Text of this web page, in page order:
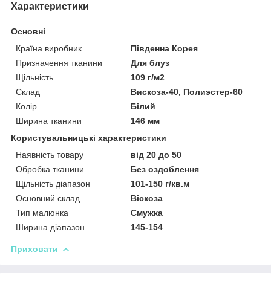
Характеристики
Основні
Країна виробник
Південна Корея
Призначення тканини
Для блуз
Щільність
109 г/м2
Склад
Вискоза-40, Полиэстер-60
Колір
Білий
Ширина тканини
146 мм
Користувальницькі характеристики
Наявність товару
від 20 до 50
Обробка тканини
Без оздоблення
Щільність діапазон
101-150 г/кв.м
Основний склад
Віскоза
Тип малюнка
Смужка
Ширина діапазон
145-154
Приховати